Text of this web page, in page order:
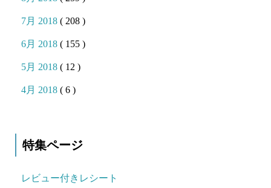
7月 2018( 208 )
6月 2018( 155 )
5月 2018( 12 )
4月 2018( 6 )
特集ページ
レビュー付きレシート